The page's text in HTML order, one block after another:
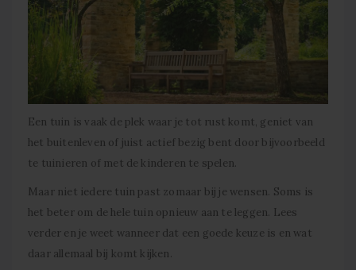
Een tuin is vaak de plek waar je tot rust komt, geniet van
het buitenleven of juist actief bezig bent door bijvoorbeeld
te tuinieren of met de kinderen te spelen.
Maar niet iedere tuin past zomaar bij je wensen. Soms is
het beter om de hele tuin opnieuw aan te leggen. Lees
verder en je weet wanneer dat een goede keuze is en wat
daar allemaal bij komt kijken.